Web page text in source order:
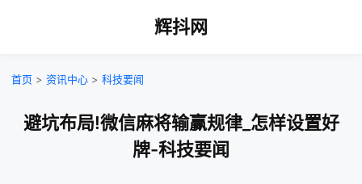
辉抖网
首页 > 资讯中心 > 科技要闻
避坑布局!微信麻将输赢规律_怎样设置好
牌-科技要闻